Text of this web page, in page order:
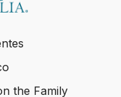
the Family